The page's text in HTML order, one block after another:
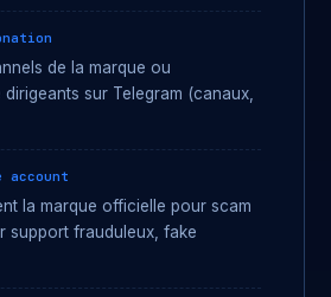
de la marque ou
sur Telegram (canaux,
la marque officielle pour scam
support frauduleux, fake